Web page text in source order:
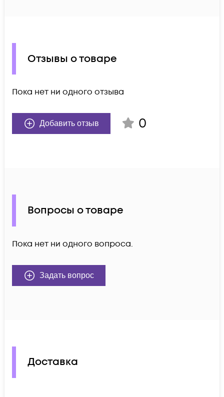
Отзывы о товаре
Пока нет ни одного отзыва
Добавить отзыв 0
Вопросы о товаре
Пока нет ни одного вопроса.
Задать вопрос
Доставка